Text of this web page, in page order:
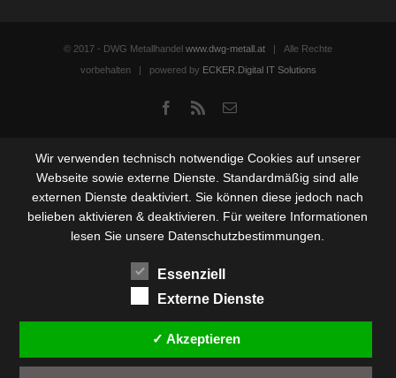
© 2017 - DWG Metallhandel www.dwg-metall.at | Alle Rechte
vorbehalten | powered by ECKER.Digital IT Solutions
Facebook
Rss Email
Wir verwenden technisch notwendige Cookies auf unserer
Webseite sowie externe Dienste. Standardmäßig sind alle
externen Dienste deaktiviert. Sie können diese jedoch nach
belieben aktivieren & deaktivieren. Für weitere Informationen
lesen Sie unsere Datenschutzbestimmungen.
Essenziell
Externe Dienste
✓ Akzeptieren